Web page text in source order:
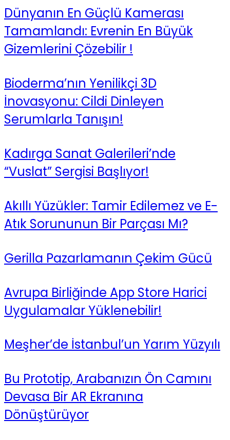
Dünyanın En Güçlü Kamerası
Tamamlandı: Evrenin En Büyük
Gizemlerini Çözebilir !
Bioderma’nın Yenilikçi 3D
İnovasyonu: Cildi Dinleyen
Serumlarla Tanışın!
Kadırga Sanat Galerileri’nde
“Vuslat” Sergisi Başlıyor!
Akıllı Yüzükler: Tamir Edilemez ve E-
Atık Sorununun Bir Parçası Mı?
Gerilla Pazarlamanın Çekim Gücü
Avrupa Birliğinde App Store Harici
Uygulamalar Yüklenebilir!
Meşher’de İstanbul’un Yarım Yüzyılı
Bu Prototip, Arabanızın Ön Camını
Devasa Bir AR Ekranına
Dönüştürüyor